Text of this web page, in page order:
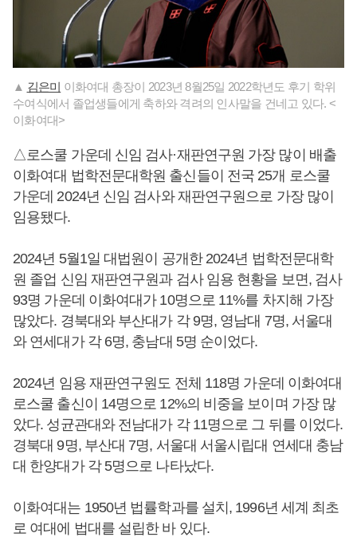
▲ 김은미 이화여대 총장이 2023년 8월25일 2022학년도 후기 학위
수여식에서 졸업생들에게 축하와 격려의 인사말을 건네고 있다. <
이화여대>
△로스쿨 가운데 신임 검사·재판연구원 가장 많이 배출
이화여대 법학전문대학원 출신들이 전국 25개 로스쿨
가운데 2024년 신임 검사와 재판연구원으로 가장 많이
임용됐다.
2024년 5월1일 대법원이 공개한 2024년 법학전문대학
원 졸업 신임 재판연구원과 검사 임용 현황을 보면, 검사
93명 가운데 이화여대가 10명으로 11%를 차지해 가장
많았다. 경북대와 부산대가 각 9명, 영남대 7명, 서울대
와 연세대가 각 6명, 충남대 5명 순이었다.
2024년 임용 재판연구원도 전체 118명 가운데 이화여대
로스쿨 출신이 14명으로 12%의 비중을 보이며 가장 많
았다. 성균관대와 전남대가 각 11명으로 그 뒤를 이었다.
경북대 9명, 부산대 7명, 서울대 서울시립대 연세대 충남
대 한양대가 각 5명으로 나타났다.
이화여대는 1950년 법률학과를 설치, 1996년 세계 최초
로 여대에 법대를 설립한 바 있다.